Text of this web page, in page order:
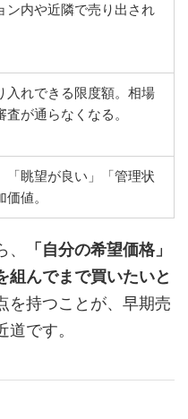
ン内や近隣で売り出され
入れできる限度額。相場
が通らなくなる。
「眺望が良い」「管理状
値。
「自分の希望価格」
組んでまで買いたいと
を持つことが、早期売
です。